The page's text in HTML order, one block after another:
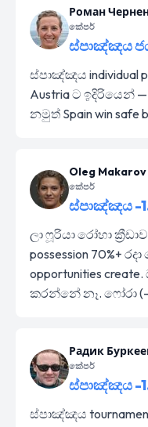
Роман
කේපර්
ස්පාඤ්ඤය ජය
ස්පාඤ්ඤය individual
Austria ට ඉදිරියෙන් —
නමුත් Spain win safe
Oleg Makarov
කේපර්
ස්පාඤ්ඤය -
ලා ෆූරියා රෝහා
possession 70%+
opportunities create.
කරන්නේ නෑ. ෆෝරා (-
Радик
කේපර්
ස්පාඤ්ඤය -
ස්පාඤ්ඤය